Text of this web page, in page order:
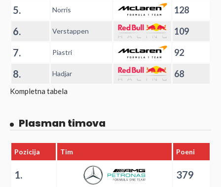
5. Norris 128
6. Verstappen 109
7. Piastri 92
8. Hadjar 68
Kompletna tabela
Plasman timova
Pozicija Tim Poeni
1. 379